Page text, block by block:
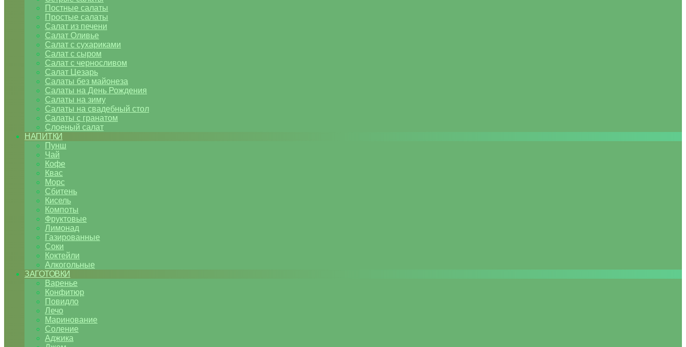
Постные салаты
Простые салаты
Салат из печени
Салат Оливье
Салат с сухариками
Салат с сыром
Салат с черносливом
Салат Цезарь
Салаты без майонеза
Салаты на День Рождения
Салаты на зиму
Салаты на свадебный стол
Салаты с гранатом
Слоеный салат
НАПИТКИ
Пунш
Чай
Кофе
Квас
Морс
Сбитень
Кисель
Компоты
Фруктовые
Лимонад
Газированные
Соки
Коктейли
Алкогольные
ЗАГОТОВКИ
Варенье
Конфитюр
Повидло
Лечо
Маринование
Соление
Аджика